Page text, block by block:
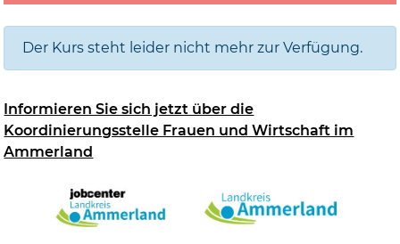
Der Kurs steht leider nicht mehr zur Verfügung.
Informieren Sie sich jetzt über die
Koordinierungsstelle Frauen und Wirtschaft im
Ammerland